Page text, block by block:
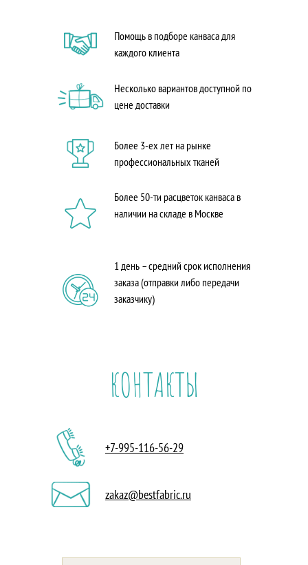
zakaz@bestfabric.ru
+7-995-116-56-29
КОНТАКТЫ
Помощь в подборе канваса для
каждого клиента
Несколько вариантов доступной по
цене доставки
Более 3-ех лет на рынке
профессиональных тканей
Более 50-ти расцветок канваса в
наличии на складе в Москве
1 день – средний срок исполнения
заказа (отправки либо передачи
заказчику)